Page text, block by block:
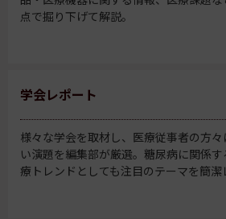
点で掘り下げて解説。
学会レポート
様々な学会を取材し、医療従事者の方
い演題を編集部が厳選。糖尿病に関係
療トレンドとしても注目のテーマを簡潔